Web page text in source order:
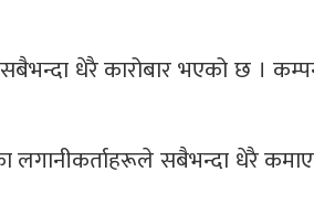
सबैभन्दा धेरै कारोबार भएको छ ।
लगानीकर्ताहरूले सबैभन्दा धेरै